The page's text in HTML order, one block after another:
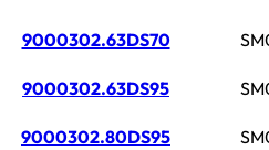
9000302.63DS70
9000302.63DS95
9000302.80DS95